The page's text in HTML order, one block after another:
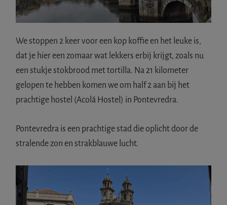
We stoppen 2 keer voor een kop koffie en het leuke is,
dat je hier een zomaar wat lekkers erbij krijgt, zoals nu
een stukje stokbrood met tortilla. Na 21 kilometer
gelopen te hebben komen we om half 2 aan bij het
prachtige hostel (Acolá Hostel) in Pontevredra.
Pontevredra is een prachtige stad die oplicht door de
stralende zon en strakblauwe lucht.